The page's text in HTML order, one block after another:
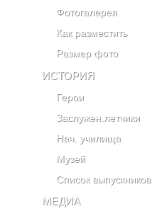
Фотогалерея
Как разместить
Размер фото
ИСТОРИЯ
Герои
Заслужен.летчики
Нач. училища
Музей
Список выпускников
МЕДИА